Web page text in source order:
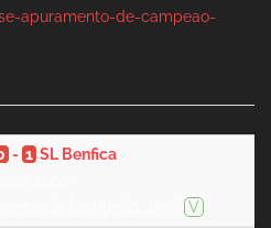
apuramento-de-campeao-
- 1 SL Benfica
V